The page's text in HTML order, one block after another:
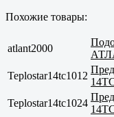
Похожие товары:
atlant2000
Teplostar14tc1012
Teplostar14tc1024